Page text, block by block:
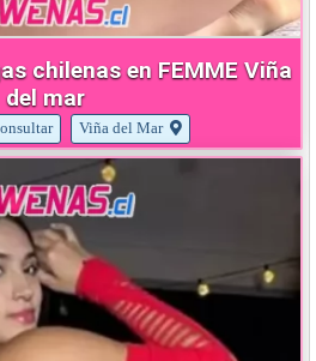
chilenas en FEMME Viña
del mar
Viña del Mar